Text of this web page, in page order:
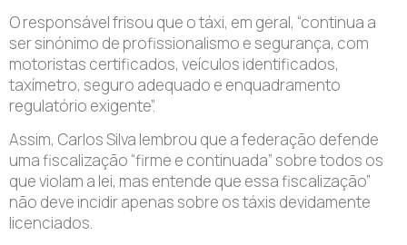
O responsável frisou que o táxi, em geral, “continua a
ser sinónimo de profissionalismo e segurança, com
motoristas certificados, veículos identificados,
taxímetro, seguro adequado e enquadramento
regulatório exigente”.
Assim, Carlos Silva lembrou que a federação defende
uma fiscalização “firme e continuada” sobre todos os
que violam a lei, mas entende que essa fiscalização”
não deve incidir apenas sobre os táxis devidamente
licenciados.